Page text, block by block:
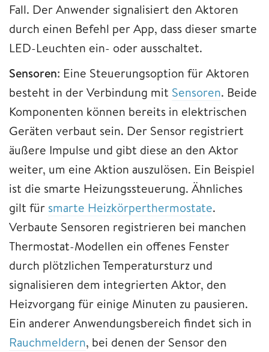
Fall. Der Anwender signalisiert den Aktoren
durch einen Befehl per App, dass dieser smarte
LED-Leuchten ein- oder ausschaltet.
Sensoren: Eine Steuerungsoption für Aktoren
besteht in der Verbindung mit Sensoren. Beide
Komponenten können bereits in elektrischen
Geräten verbaut sein. Der Sensor registriert
äußere Impulse und gibt diese an den Aktor
weiter, um eine Aktion auszulösen. Ein Beispiel
ist die smarte Heizungssteuerung. Ähnliches
gilt für smarte Heizkörperthermostate.
Verbaute Sensoren registrieren bei manchen
Thermostat-Modellen ein offenes Fenster
durch plötzlichen Temperatursturz und
signalisieren dem integrierten Aktor, den
Heizvorgang für einige Minuten zu pausieren.
Ein anderer Anwendungsbereich findet sich in
Rauchmeldern, bei denen der Sensor den